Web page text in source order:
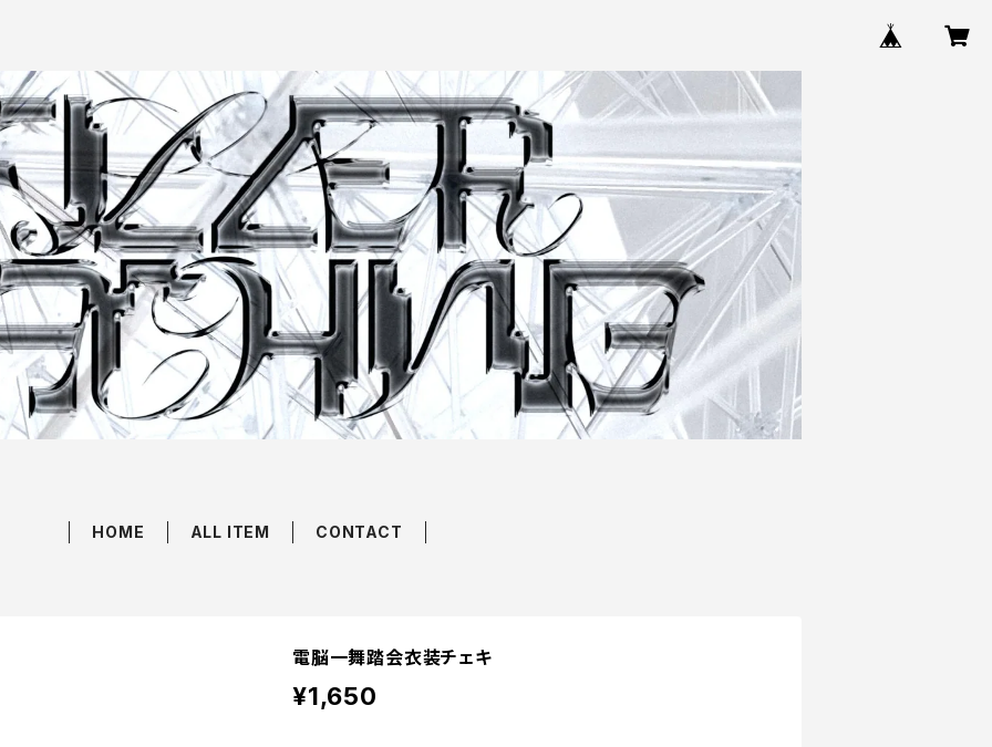
HOME ALL ITEM CONTACT
電脳一舞踏会衣装チェキ
¥1,650